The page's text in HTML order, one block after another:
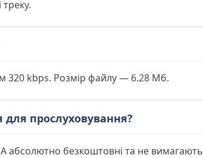
320 kbps. Розмір файлу — 6.28 Мб.
для прослуховування?
абсолютно безкоштовні та не вимагають